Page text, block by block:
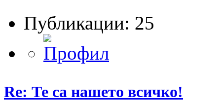
Публикации: 25
Re: Те са нашето всичко!